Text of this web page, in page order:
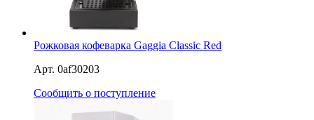
Рожковая кофеварка Gaggia Classic Red
Арт. 0af30203
Сообщить о поступление